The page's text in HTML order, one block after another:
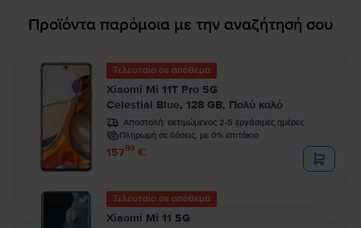
Προϊόντα παρόμοια με την αναζήτησή σου
Τελευταίο σε απόθεμα
Xiaomi Mi 11T Pro 5G
Celestial Blue, 128 GB, Πολύ καλό
Αποστολή: εκτιμώμενος 2-5 εργάσιμες ημέρες
Πληρωμή σε δόσεις, με 0% επιτόκιο
15799 €
Τελευταίο σε απόθεμα
Xiaomi Mi 11 5G